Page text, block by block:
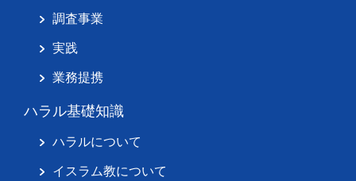
調査事業
実践
業務提携
ハラル基礎知識
ハラルについて
イスラム教について